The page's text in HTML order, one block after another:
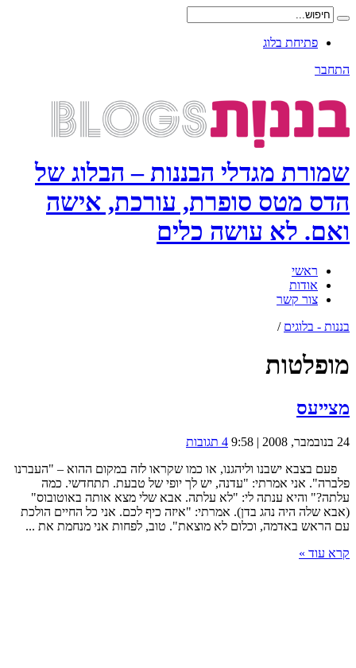
פתיחת בלוג
התחבר
שמורת מגדלי הבננות – הבלוג של
הדס מטס סופרת, עורכת, אישה
ואם. לא עושה כלים
ראשי
אודות
צור קשר
בננות - בלוגים /
מופלטות
מצייעס
24 בנובמבר, 2008 | 9:58
4 תגובות
פעם בצבא ישבנו וליהגנו, או כמו שקראו לזה במקום ההוא – "העברנו
פלברה". אני אמרתי: "עדנה, יש לך יופי של טבעת. תתחדשי. כמה
עלתה?" והיא ענתה לי: "לא עלתה. אבא שלי מצא אותה באוטובוס"
(אבא שלה היה נהג בדן). אמרתי: "איזה כיף לכם. אני כל החיים הולכת
עם הראש באדמה, וכלום לא מוצאת". טוב, לפחות אני מנחמת את ...
קרא עוד »